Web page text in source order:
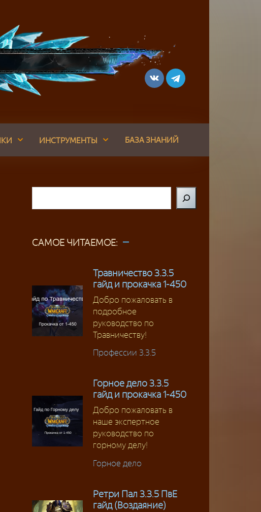
ИНСТРУМЕНТЫ БАЗА ЗНАНИЙ
САМОЕ ЧИТАЕМОЕ:
Травничество 3.3.5
гайд и прокачка 1-450
Добро пожаловать в
подробное
руководство по
Травничеству!
Профессии 3.3.5
Горное дело 3.3.5
гайд и прокачка 1-450
Добро пожаловать в
наше экспертное
руководство по
горному делу!
Горное дело
Ретри Пал 3.3.5 ПвЕ
гайд (Воздаяние)